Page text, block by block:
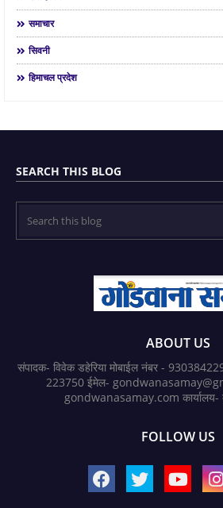
समाचार
सिवनी
हिमाचल प्रदेश
SEARCH THIS BLOG
ABOUT US
संपादक- विवेक डहेरिया मोबाईल नंबर -
223750 ईमेल-
gondwanasamay.com कार्यालय-
FOLLOW US